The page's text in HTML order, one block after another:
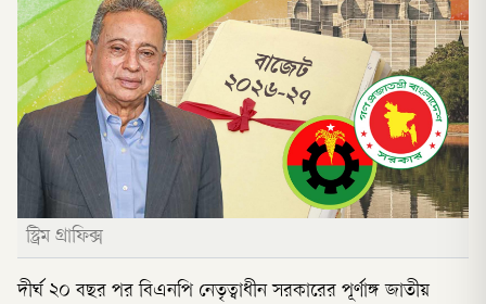
স্ট্রিম গ্রাফিক্স
দীর্ঘ ২০ বছর পর বিএনপি নেতৃত্বাধীন সরকারের পূর্ণাঙ্গ জাতীয়